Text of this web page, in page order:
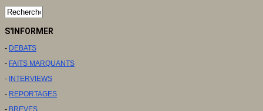
S'INFORMER
- DEBATS
- FAITS MARQUANTS
- INTERVIEWS
- REPORTAGES